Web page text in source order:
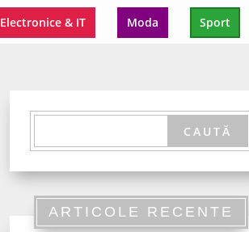
Electronice & IT Moda Sport
ARTICOLE RECENTE